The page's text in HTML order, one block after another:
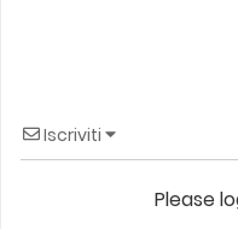
Iscriviti
Please